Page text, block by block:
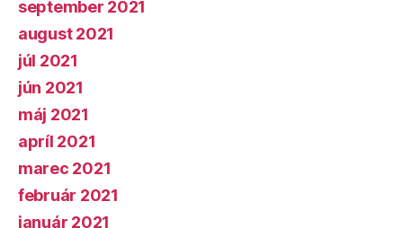
september 2021
august 2021
júl 2021
jún 2021
máj 2021
apríl 2021
marec 2021
február 2021
január 2021